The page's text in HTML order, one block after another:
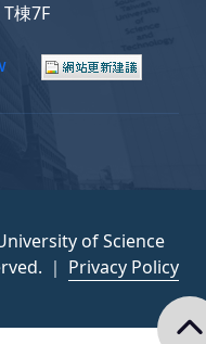
棟7F
of Science
｜ Privacy Policy